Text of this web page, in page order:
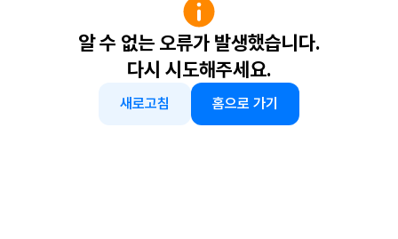
알 수 없는 오류가 발생했습니다.
다시 시도해주세요.
새로고침 홈으로 가기